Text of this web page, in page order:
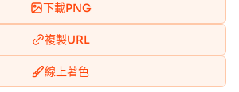
下載PNG
複製URL
線上著色